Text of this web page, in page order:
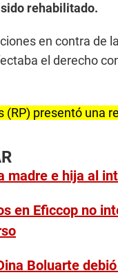
rehabilitado.
en contra de
el derecho
(RP) presentó una
madre e hija al
en Eficcop no
Boluarte